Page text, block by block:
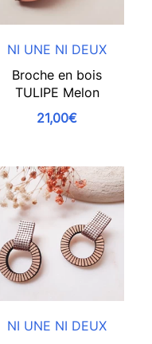
NI UNE NI DEUX
Broche en bois
TULIPE Melon
21,00€
NI UNE NI DEUX